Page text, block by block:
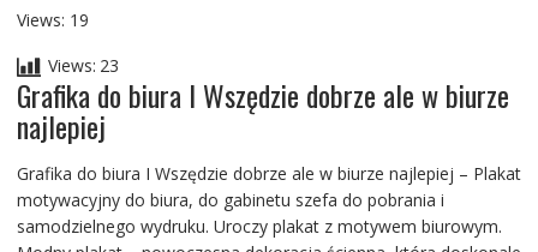
Views: 19
Views: 23
Grafika do biura I Wszędzie dobrze ale w biurze
najlepiej
Grafika do biura I Wszędzie dobrze ale w biurze najlepiej – Plakat
motywacyjny do biura, do gabinetu szefa do pobrania i
samodzielnego wydruku. Uroczy plakat z motywem biurowym.